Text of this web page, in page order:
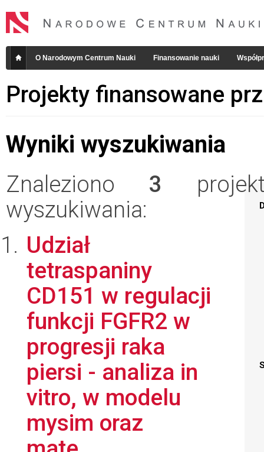
O Narodowym Centrum Nauki Finansowanie nauki
Projekty finansowane
Wyniki wyszukiwania
Znaleziono 3
wyszukiwania:
Udział
tetraspaniny
CD151 w regulacji
funkcji FGFR2 w
progresji raka
piersi - analiza in
vitro, w modelu
mysim oraz